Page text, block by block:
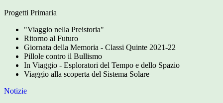
Progetti Primaria
"Viaggio nella Preistoria"
Ritorno al Futuro
Giornata della Memoria - Classi Quinte 2021-22
Pillole contro il Bullismo
In Viaggio - Esploratori del Tempo e dello Spazio
Viaggio alla scoperta del Sistema Solare
Notizie